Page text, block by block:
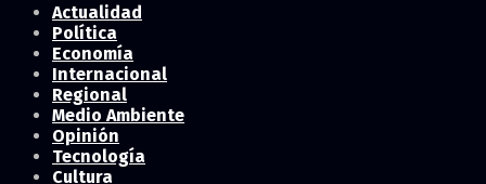
Actualidad
Política
Economía
Internacional
Regional
Medio Ambiente
Opinión
Tecnología
Cultura